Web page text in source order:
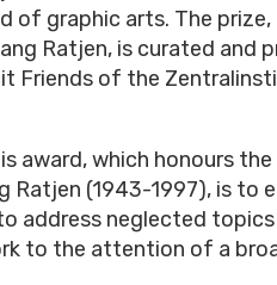
of graphic arts. The
Ratjen, is curated and
Friends of the
award, which honours
Ratjen (1943-1997), is to
address neglected
to the attention of a